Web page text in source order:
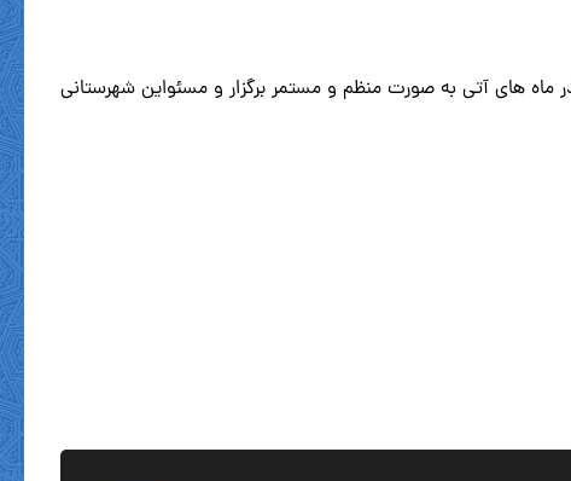
های آتی به صورت منظم و مستمر برگزار و مسئواین شهرستانی